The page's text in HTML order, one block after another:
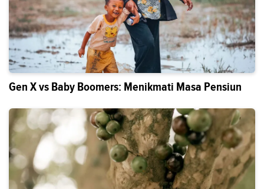
Gen X vs Baby Boomers: Menikmati Masa Pensiun